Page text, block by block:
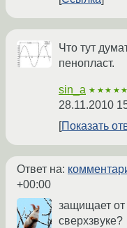
Что тут
пенопласт.
sin_a ★★★★★
28.11.2010
Показать
Ответ на:
+00:00
защищает
сверхзвуке?